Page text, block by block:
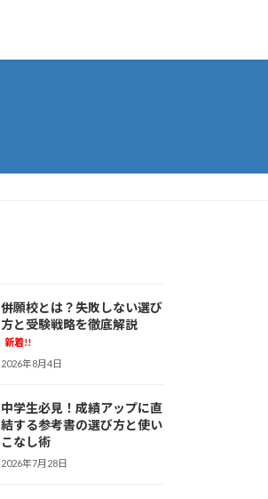
併願校とは？失敗しない選び
方と受験戦略を徹底解説
新着!!
2026年8月4日
中学生必見！成績アップに直
結する参考書の選び方と使い
こなし術
2026年7月28日